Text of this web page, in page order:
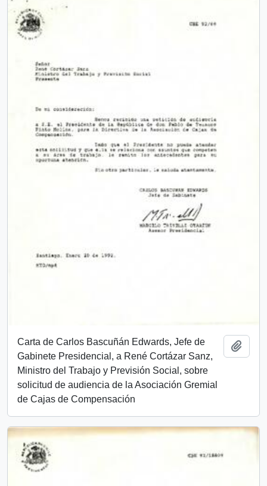
Carta de Carlos Bascuñán Edwards, Jefe de
Gabinete Presidencial, a René Cortázar Sanz,
Ministro del Trabajo y Previsión Social, sobre
solicitud de audiencia de la Asociación Gremial
de Cajas de Compensación